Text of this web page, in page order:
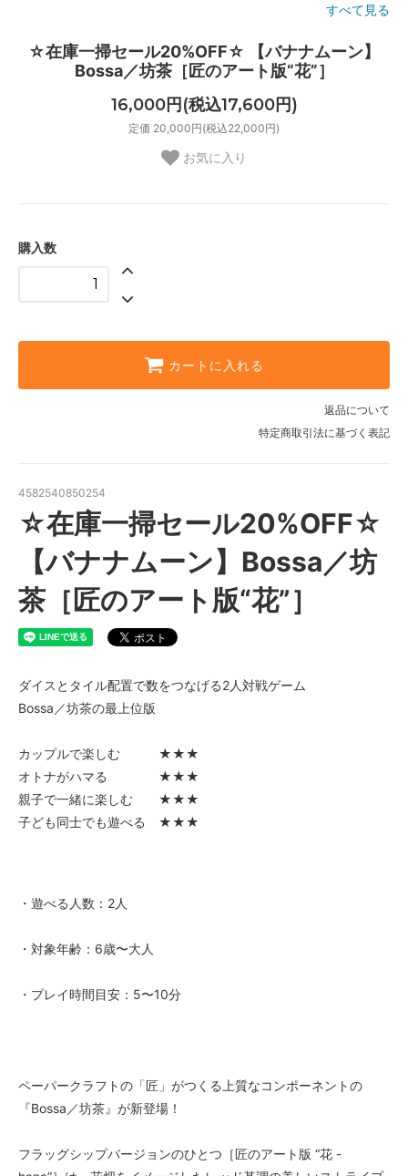
すべて見る
☆在庫一掃セール20%OFF☆ 【バナナムーン】
Bossa／坊茶［匠のアート版“花”］
16,000円(税込17,600円)
定価 20,000円(税込22,000円)
お気に入り
購入数
カートに入れる
返品について
特定商取引法に基づく表記
4582540850254
☆在庫一掃セール20%OFF☆
【バナナムーン】Bossa／坊
茶［匠のアート版“花”］
ダイスとタイル配置で数をつなげる2人対戦ゲーム
Bossa／坊茶の最上位版
カップルで楽しむ ★★★
オトナがハマる ★★★
親子で一緒に楽しむ ★★★
子ども同士でも遊べる ★★★
・遊べる人数：2人
・対象年齢：6歳〜大人
・プレイ時間目安：5〜10分
ペーパークラフトの「匠」がつくる上質なコンポーネントの
『Bossa／坊茶』が新登場！
フラッグシップバージョンのひとつ［匠のアート版 “花 -